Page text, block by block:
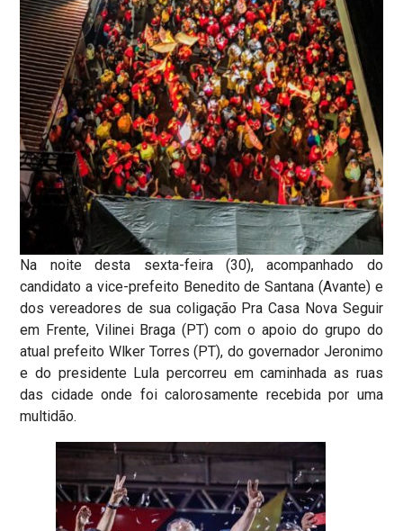
Na noite desta sexta-feira (30), acompanhado do
candidato a vice-prefeito Benedito de Santana (Avante) e
dos vereadores de sua coligação Pra Casa Nova Seguir
em Frente, Vilinei Braga (PT) com o apoio do grupo do
atual prefeito Wlker Torres (PT), do governador Jeronimo
e do presidente Lula percorreu em caminhada as ruas
das cidade onde foi calorosamente recebida por uma
multidão.